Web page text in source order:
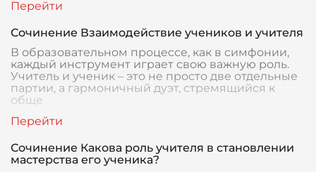
Сочинение Взаимодействие учеников и учителя
В образовательном процессе, как в симфонии,
каждый инструмент играет свою важную роль.
Учитель и ученик – это не просто две отдельные
партии, а гармоничный дуэт, стремящийся к
обще
Сочинение Какова роль учителя в становлении
мастерства его ученика?